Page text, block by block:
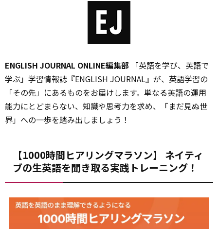
ENGLISH JOURNAL ONLINE編集部 「英語を学び、英語で
学ぶ」学習情報誌『ENGLISH JOURNAL』が、英語学習の
「その先」にあるものをお届けします。単なる英語の運用
能力にとどまらない、知識や思考力を求め、「まだ見ぬ世
界」への一歩を踏み出しましょう！
【1000時間ヒアリングマラソン】 ネイティ
ブの生英語を聞き取る実践トレーニング！